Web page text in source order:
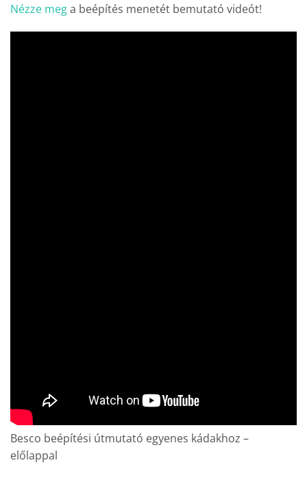
Nézze mega beépítés menetét bemutató videót!
Besco beépítési útmutató egyenes kádakhoz –
előlappal